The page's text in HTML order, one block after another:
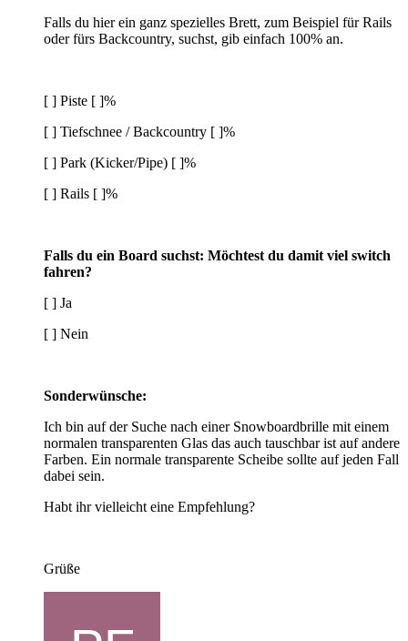
Falls du hier ein ganz spezielles Brett, zum Beispiel für Rails
oder fürs Backcountry, suchst, gib einfach 100% an.
[ ] Piste [ ]%
[ ] Tiefschnee / Backcountry [ ]%
[ ] Park (Kicker/Pipe) [ ]%
[ ] Rails [ ]%
Falls du ein Board suchst: Möchtest du damit viel switch
fahren?
[ ] Ja
[ ] Nein
Sonderwünsche:
Ich bin auf der Suche nach einer Snowboardbrille mit einem
normalen transparenten Glas das auch tauschbar ist auf andere
Farben. Ein normale transparente Scheibe sollte auf jeden Fall
dabei sein.
Habt ihr vielleicht eine Empfehlung?
Grüße